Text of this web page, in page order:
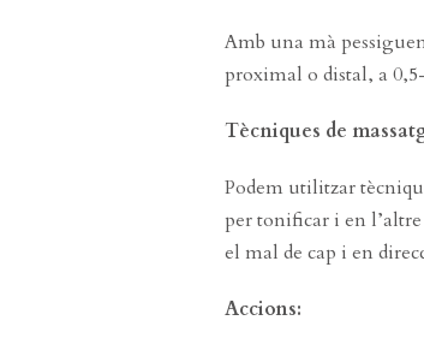
Amb una mà
proximal o distal, a
Tècniques de
Podem utilitzar
per tonificar i en
el mal de cap i en
Accions: